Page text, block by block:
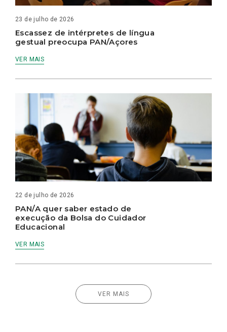
23 de julho de 2026
Escassez de intérpretes de língua
gestual preocupa PAN/Açores
VER MAIS
22 de julho de 2026
PAN/A quer saber estado de
execução da Bolsa do Cuidador
Educacional
VER MAIS
VER MAIS